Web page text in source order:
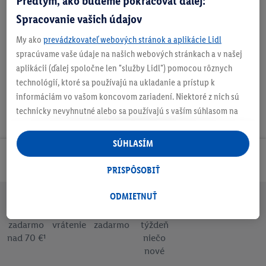
Nastaviť ako obľúbenú
Odoberaj Newsletter!
zadarmo
nad 70 €¹
vrátenie
zadarmo
týždeň
niečo
nové
Spracovanie vašich údajov
My ako prevádzkovateľ webových stránok a aplikácie Lidl
spracúvame vaše údaje na našich webových stránkach a v našej
aplikácii (ďalej spoločne len "služby Lidl") pomocou rôznych
technológií, ktoré sa používajú na ukladanie a prístup k
informáciám vo vašom koncovom zariadení. Niektoré z nich sú
technicky nevyhnutné alebo sa používajú s vaším súhlasom na
personalizovanú reklamu v rámci služieb Lidl aj mimo nich. Ak
ste účastníkom programu Lidl Plus, na tieto účely sa spracúvajú
aj údaje z vášho nákupného správania v obchode.
následne si vytvoríte účet Lidl Plus alebo sa prihlásite do svojho
tiež vytvoriť špeciálny online identifikátor z e-mailovej adresy,
ktorú tam uvediete, aby sme vás mohli rozpoznať v službách
prevádzkovaných tretími stranami a zobrazovať vám
ODMIETNUŤ
PRISPÔSOBIŤ
SÚHLASÍM